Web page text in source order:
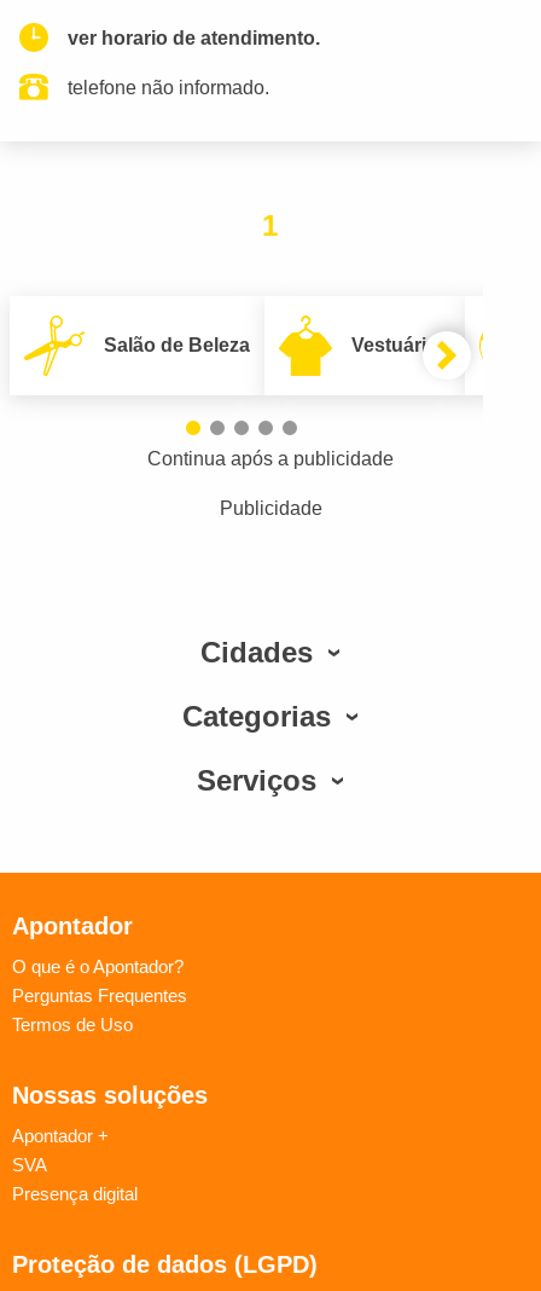
ver horario de atendimento.
telefone não informado.
1
Salão de Beleza Vestuário
Continua após a publicidade
Publicidade
Cidades
Categorias
Serviços
Apontador
O que é o Apontador?
Perguntas Frequentes
Termos de Uso
Nossas soluções
Apontador +
SVA
Presença digital
Proteção de dados (LGPD)